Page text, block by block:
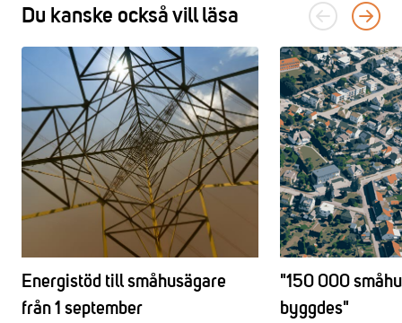
Du kanske också vill läsa
Energistöd till småhusägare
från 1 september
"150 000
byggdes"